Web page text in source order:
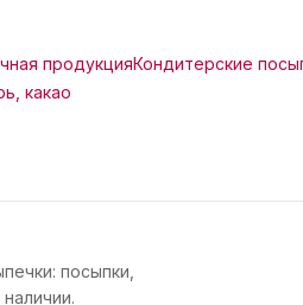
продукцияКондитерские
какао
посыпки,